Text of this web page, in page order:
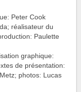
Peter Cook
réalisateur du
Paulette
graphique:
de présentation:
photos: Lucas